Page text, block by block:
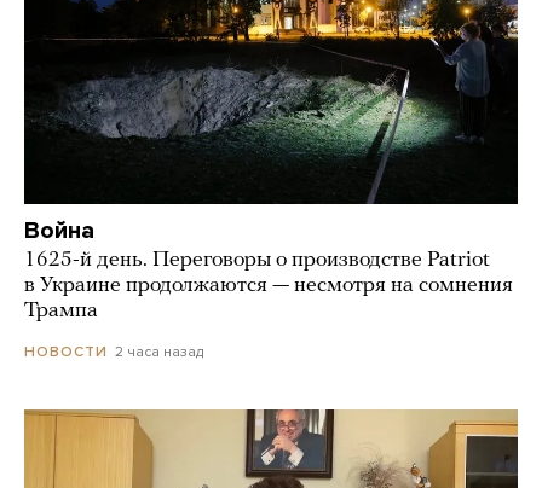
Война
1625-й день. Переговоры о производстве Patriot
в Украине продолжаются — несмотря на сомнения
Трампа
НОВОСТИ 2 часа назад